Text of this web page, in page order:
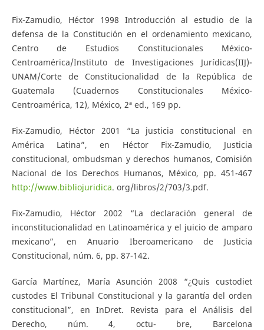
Fix-Zamudio, Héctor 1998 Introducción al estudio de la
defensa de la Constitución en el ordenamiento mexicano,
Centro de Estudios Constitucionales México-
Centroamérica/Instituto de Investigaciones Jurídicas(IIJ)-
UNAM/Corte de Constitucionalidad de la República de
Guatemala (Cuadernos Constitucionales México-
Centroamérica, 12), México, 2ª ed., 169 pp.
Fix-Zamudio, Héctor 2001 “La justicia constitucional en
América Latina”, en Héctor Fix-Zamudio, Justicia
constitucional, ombudsman y derechos humanos, Comisión
Nacional de los Derechos Humanos, México, pp. 451-467
http://www.bibliojuridica. org/libros/2/703/3.pdf.
Fix-Zamudio, Héctor 2002 “La declaración general de
inconstitucionalidad en Latinoamérica y el juicio de amparo
mexicano”, en Anuario Iberoamericano de Justicia
Constitucional, núm. 6, pp. 87-142.
García Martínez, María Asunción 2008 “¿Quis custodiet
custodes El Tribunal Constitucional y la garantía del orden
constitucional”, en InDret. Revista para el Análisis del
Derecho, núm. 4, octu- bre, Barcelona